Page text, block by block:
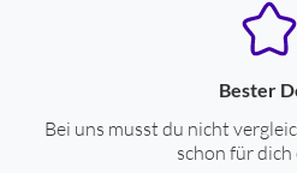
Bester
Bei uns musst du nicht
schon für